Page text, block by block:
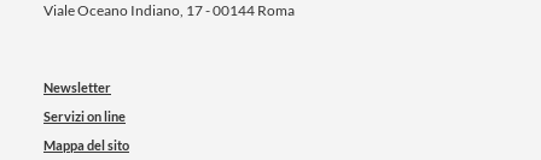
Viale Oceano Indiano, 17 - 00144 Roma
Newsletter
Servizi on line
Mappa del sito